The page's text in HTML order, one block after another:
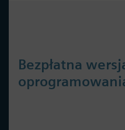
Bezpłatna